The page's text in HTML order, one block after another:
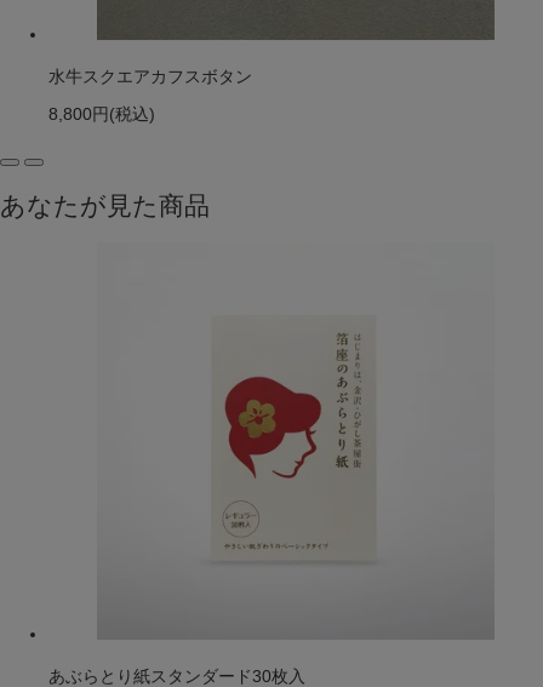
水牛スクエアカフスボタン
8,800円 (税込)
あなたが見た商品
あぶらとり紙スタンダード30枚入